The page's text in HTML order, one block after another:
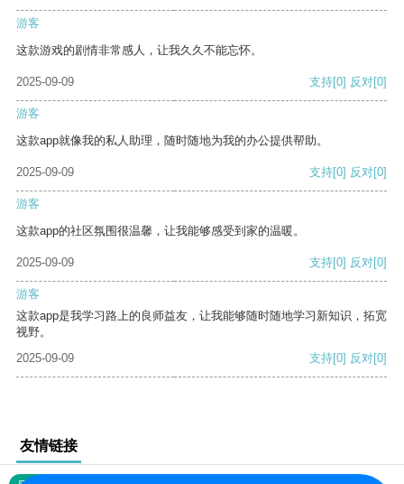
游客
这款游戏的剧情非常感人，让我久久不能忘怀。
2025-09-09 支持[0] 反对[0]
游客
这款app就像我的私人助理，随时随地为我的办公提供帮助。
2025-09-09 支持[0] 反对[0]
游客
这款app的社区氛围很温馨，让我能够感受到家的温暖。
2025-09-09 支持[0] 反对[0]
游客
这款app是我学习路上的良师益友，让我能够随时随地学习新知识，拓宽
视野。
2025-09-09
支持[0] 反对[0]
友情链接